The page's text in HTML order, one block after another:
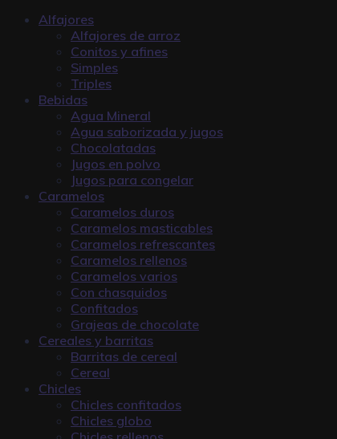
Alfajores
Alfajores de arroz
Conitos y afines
Simples
Triples
Bebidas
Agua Mineral
Agua saborizada y jugos
Chocolatadas
Jugos en polvo
Jugos para congelar
Caramelos
Caramelos duros
Caramelos masticables
Caramelos refrescantes
Caramelos rellenos
Caramelos varios
Con chasquidos
Confitados
Grajeas de chocolate
Cereales y barritas
Barritas de cereal
Cereal
Chicles
Chicles confitados
Chicles globo